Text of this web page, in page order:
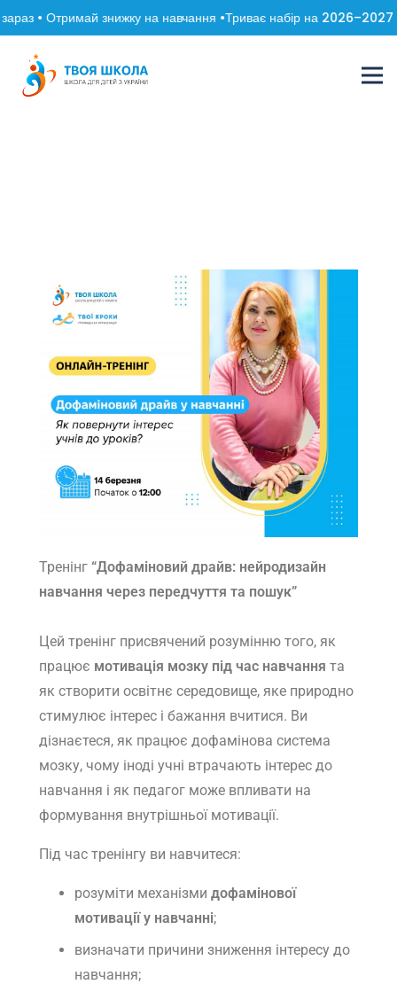
• Отримай знижку на навчання • Триває набір на 2026–2027
Тренінг “Дофаміновий драйв: нейродизайн
навчання через передчуття та пошук”
Цей тренінг присвячений розумінню того, як
працює мотивація мозку під час навчання та
як створити освітнє середовище, яке природно
стимулює інтерес і бажання вчитися. Ви
дізнаєтеся, як працює дофамінова система
мозку, чому іноді учні втрачають інтерес до
навчання і як педагог може впливати на
формування внутрішньої мотивації.
Під час тренінгу ви навчитеся:
розуміти механізми дофамінової
мотивації у навчанні;
визначати причини зниження інтересу до
навчання;